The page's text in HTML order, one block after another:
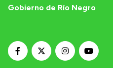
Gobierno de Río Negro